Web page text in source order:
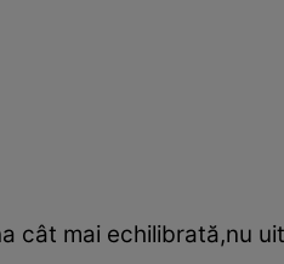
cât mai echilibrată,nu